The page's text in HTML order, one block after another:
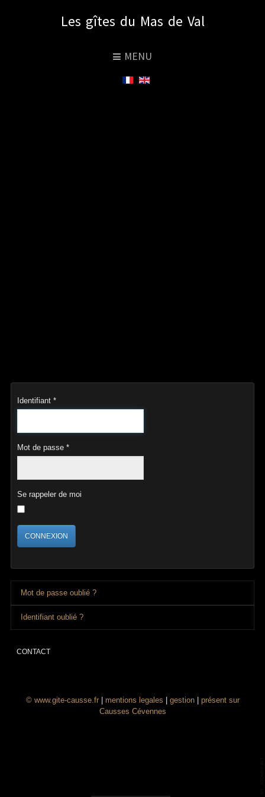
Les gîtes du Mas de Val
MENU
Identifiant*
Mot de passe*
Se rappeler de moi
CONNEXION
Mot de passe oublié ?
Identifiant oublié ?
CONTACT
© www.gite-causse.fr| mentions legales gestion| présent sur
Causses Cévennes